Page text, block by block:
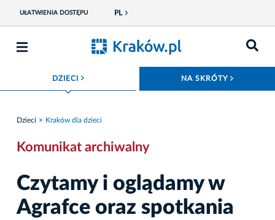
UŁATWIENIA DOSTĘPU PL
DZIECI ROZWIŃ MENU NA SKRÓTY
Dzieci Kraków dla dzieci
Komunikat archiwalny
Czytamy i oglądamy w
Agrafce oraz spotkania